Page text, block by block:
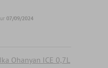
07/09/2024
Ohanyan ICE 0,7L